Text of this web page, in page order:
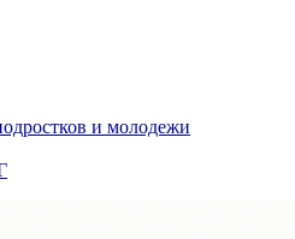
и молодежи